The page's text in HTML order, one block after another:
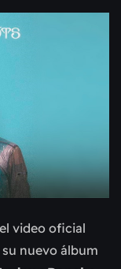
video oficial
su nuevo álbum